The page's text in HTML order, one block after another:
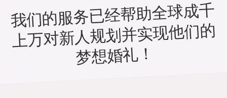
我们的服务已经帮助全球成千
上万对新人规划并实现他们的
梦想婚礼！